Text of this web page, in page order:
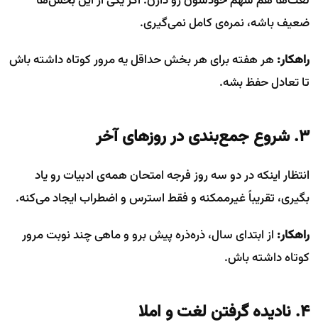
ضعیف باشه، نمره‌ی کامل نمی‌گیری.
راهکار: هر هفته برای هر بخش حداقل یه مرور کوتاه داشته باش
تا تعادل حفظ بشه.
۳. شروع جمع‌بندی در روزهای آخر
انتظار اینکه در دو سه روز فرجه امتحان همه‌ی ادبیات رو یاد
بگیری، تقریباً غیرممکنه و فقط استرس و اضطراب ایجاد می‌کنه.
راهکار: از ابتدای سال، ذره‌ذره پیش برو و ماهی چند نوبت مرور
کوتاه داشته باش.
۴. نادیده گرفتن لغت و املا